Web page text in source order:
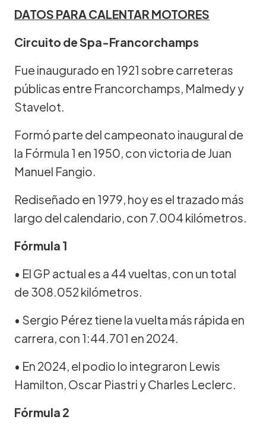
DATOS PARA CALENTAR MOTORES
Circuito de Spa-Francorchamps
Fue inaugurado en 1921 sobre carreteras
públicas entre Francorchamps, Malmedy y
Stavelot.
Formó parte del campeonato inaugural de
la Fórmula 1 en 1950, con victoria de Juan
Manuel Fangio.
Rediseñado en 1979, hoy es el trazado más
largo del calendario, con 7.004 kilómetros.
Fórmula 1
• El GP actual es a 44 vueltas, con un total
de 308.052 kilómetros.
• Sergio Pérez tiene la vuelta más rápida en
carrera, con 1:44.701 en 2024.
• En 2024, el podio lo integraron Lewis
Hamilton, Oscar Piastri y Charles Leclerc.
Fórmula 2